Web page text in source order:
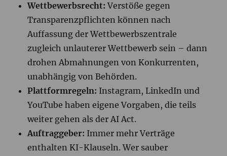
Wettbewerbsrecht: Verstöße gegen
Transparenzpflichten können nach
Auffassung der Wettbewerbszentrale
zugleich unlauterer Wettbewerb sein – dann
drohen Abmahnungen von Konkurrenten,
unabhängig von Behörden.
Plattformregeln: Instagram, LinkedIn und
YouTube haben eigene Vorgaben, die teils
weiter gehen als der AI Act.
Auftraggeber: Immer mehr Verträge
enthalten KI-Klauseln. Wer sauber